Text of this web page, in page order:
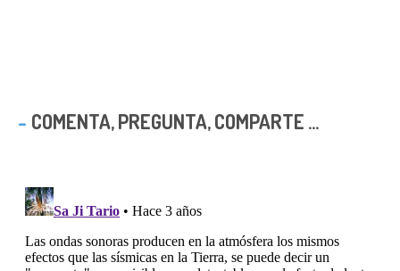
COMENTA, PREGUNTA, COMPARTE ...